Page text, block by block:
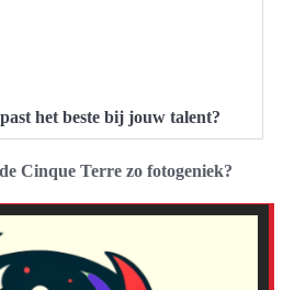
het beste bij jouw talent?
Cinque Terre zo fotogeniek?